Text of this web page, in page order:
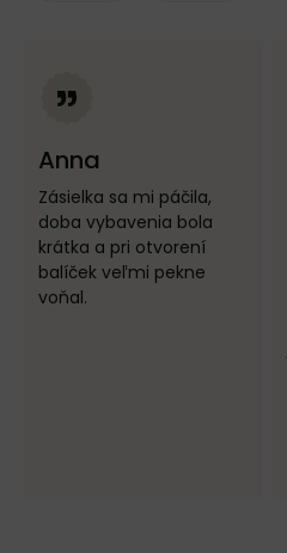
Anna
Zásielka sa mi páčila,
doba vybavenia bola
krátka a pri otvorení
balíček veľmi pekne
voňal.